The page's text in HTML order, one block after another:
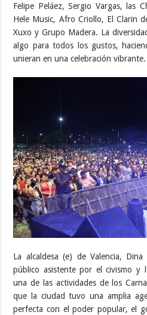
Felipe Peláez, Sergio Vargas, las
Hele Music, Afro Criollo, El Clarin
Xuxo y Grupo Madera. La
algo para todos los gustos,
unieran en una celebración vibrante.
La alcaldesa (e) de Valencia,
público asistente por el civismo y
una de las actividades de los
que la ciudad tuvo una amplia
perfecta con el poder popular, el